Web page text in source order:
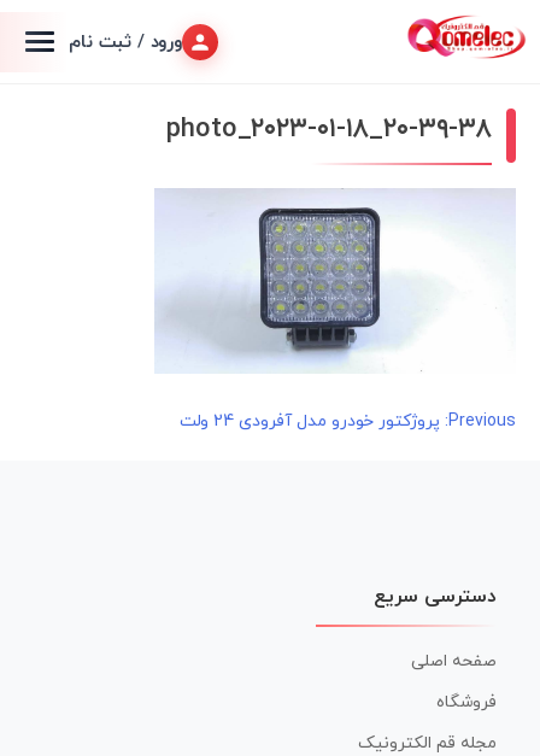
ورود / ثبت نام
photo_۲۰۲۳-۰۱-۱۸_۲۰-۳۹-۳۸
راهبری
Previous: پروژکتور خودرو مدل آفرودی 24 ولت
دسترسی سریع
صفحه اصلی
فروشگاه
مجله قم الکترونیک